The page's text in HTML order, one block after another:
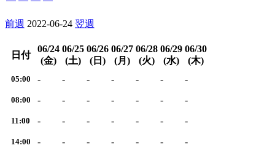
前週 2022-06-24 翌週
日付
06/24
(金)
06/25
(土)
06/26
(日)
06/27
(月)
06/28
(火)
06/29
(水)
06/30
(木)
05:00 - - - - - - -
08:00 - - - - - - -
11:00 - - - - - - -
14:00 - - - - - - -